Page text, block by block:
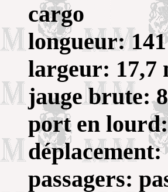
cargo
longueur:
largeur: 17,7
jauge brute:
port en
déplacement:
passagers: